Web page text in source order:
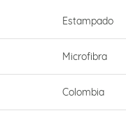
Estampado
Microfibra
Colombia